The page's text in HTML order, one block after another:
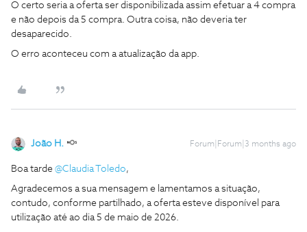
O certo seria a oferta ser disponibilizada assim efetuar a 4 compra
e não depois da 5 compra. Outra coisa, não deveria ter
desaparecido.
O erro aconteceu com a atualização da app.
João H. Forum|Forum|3 months ago
Boa tarde ​ @Claudia Toledo,
Agradecemos a sua mensagem e lamentamos a situação,
contudo, conforme partilhado, a oferta esteve disponível para
utilização até ao dia 5 de maio de 2026.